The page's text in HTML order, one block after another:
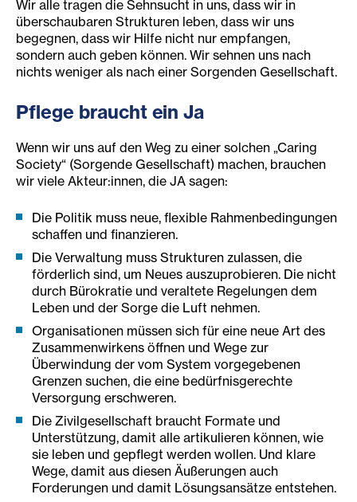
Wir alle tragen die Sehnsucht in uns, dass wir in
überschaubaren Strukturen leben, dass wir uns
begegnen, dass wir Hilfe nicht nur empfangen,
sondern auch geben können. Wir sehnen uns nach
nichts weniger als nach einer Sorgenden Gesellschaft.
Pflege braucht ein Ja
Wenn wir uns auf den Weg zu einer solchen „Caring
Society“ (Sorgende Gesellschaft) machen, brauchen
wir viele Akteur:innen, die JA sagen:
Die Politik muss neue, flexible Rahmenbedingungen
schaffen und finanzieren.
Die Verwaltung muss Strukturen zulassen, die
förderlich sind, um Neues auszuprobieren. Die nicht
durch Bürokratie und veraltete Regelungen dem
Leben und der Sorge die Luft nehmen.
Organisationen müssen sich für eine neue Art des
Zusammenwirkens öffnen und Wege zur
Überwindung der vom System vorgegebenen
Grenzen suchen, die eine bedürfnisgerechte
Versorgung erschweren.
Die Zivilgesellschaft braucht Formate und
Unterstützung, damit alle artikulieren können, wie
sie leben und gepflegt werden wollen. Und klare
Wege, damit aus diesen Äußerungen auch
Forderungen und damit Lösungsansätze entstehen.